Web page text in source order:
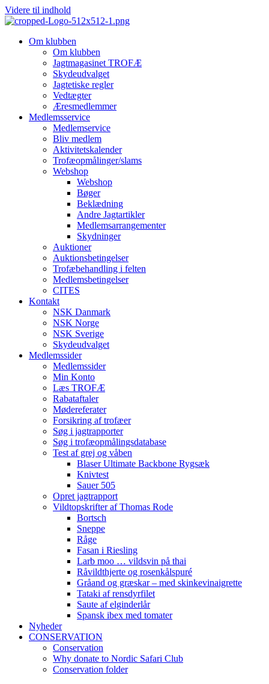
Videre til indhold
Om klubben
Om klubben
Jagtmagasinet TROFÆ
Skydeudvalget
Jagtetiske regler
Vedtægter
Æresmedlemmer
Medlemsservice
Medlemservice
Bliv medlem
Aktivitetskalender
Trofæopmålinger/slams
Webshop
Webshop
Bøger
Beklædning
Andre Jagtartikler
Medlemsarrangementer
Skydninger
Auktioner
Auktionsbetingelser
Trofæbehandling i felten
Medlemsbetingelser
CITES
Kontakt
NSK Danmark
NSK Norge
NSK Sverige
Skydeudvalget
Medlemssider
Medlemssider
Min Konto
Læs TROFÆ
Rabataftaler
Mødereferater
Forsikring af trofæer
Søg i jagtrapporter
Søg i trofæopmålingsdatabase
Test af grej og våben
Blaser Ultimate Backbone Rygsæk
Knivtest
Sauer 505
Opret jagtrapport
Vildtopskrifter af Thomas Rode
Bortsch
Sneppe
Råge
Fasan i Riesling
Larb moo … vildsvin på thai
Råvildthjerte og rosenkålspuré
Gråand og græskar – med skinkevinaigrette
Tataki af rensdyrfilet
Saute af elginderlår
Spansk ibex med tomater
Nyheder
CONSERVATION
Conservation
Why donate to Nordic Safari Club
Conservation folder